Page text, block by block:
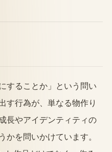
することか」という問い
す行為が、単なる物作り
長やアイデンティティの
かを問いかけています。